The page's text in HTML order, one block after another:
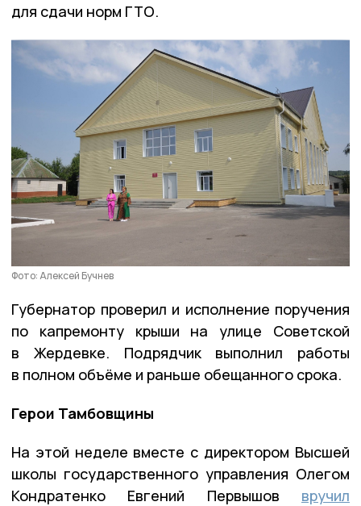
для сдачи норм ГТО.
Фото: Алексей Бучнев
Губернатор проверил и исполнение поручения
по капремонту крыши на улице Советской
в Жердевке. Подрядчик выполнил работы
в полном объёме и раньше обещанного срока.
Герои Тамбовщины
На этой неделе вместе с директором Высшей
школы государственного управления Олегом
Кондратенко Евгений Первышов вручил